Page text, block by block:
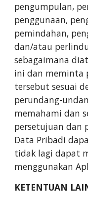
pengumpulan,
penggunaan,
pemindahan,
dan/atau
sebagaimana
ini dan meminta
tersebut sesuai
perundang-
memahami dan
persetujuan dan
Data Pribadi
tidak lagi dapat
menggunakan
KETENTUAN